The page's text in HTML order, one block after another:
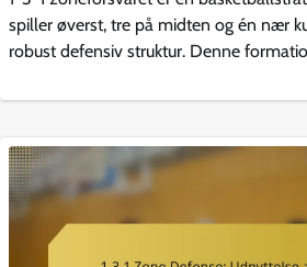
spiller øverst, tre på midten og én nær
robust defensiv struktur. Denne